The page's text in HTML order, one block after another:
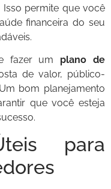
Isso permite que você
financeira do seu
fazer um plano de
de valor, público-
bom planejamento
que você esteja
para